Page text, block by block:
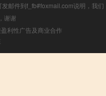
邮件到f_fb#foxmail.com说明，我们
谢谢
利性广告及商业合作